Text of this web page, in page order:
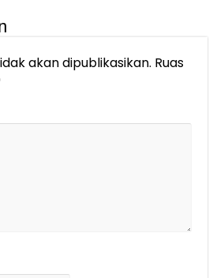
akan dipublikasikan. Ruas